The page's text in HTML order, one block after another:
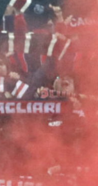
per le
controlli per